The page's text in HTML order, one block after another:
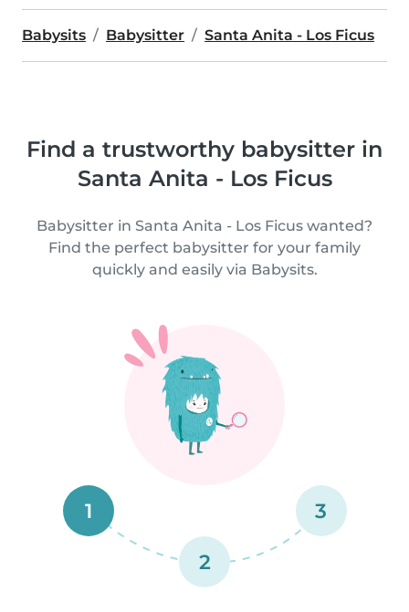
Babysits Babysitter Santa Anita - Los Ficus
Find a trustworthy babysitter in
Santa Anita - Los Ficus
Babysitter in Santa Anita - Los Ficus wanted?
Find the perfect babysitter for your family
quickly and easily via Babysits.
1
2
3